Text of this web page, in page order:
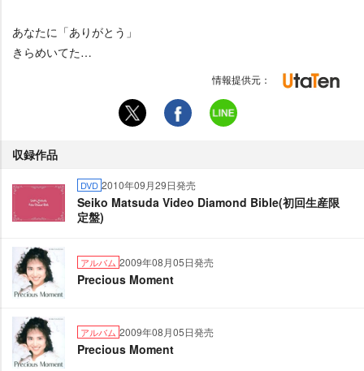
あなたに「ありがとう」
きらめいてた…
情報提供元：
収録作品
DVD 2010年09月29日発売
Seiko Matsuda Video Diamond Bible(初回生産限
定盤)
アルバム 2009年08月05日発売
Precious Moment
アルバム 2009年08月05日発売
Precious Moment